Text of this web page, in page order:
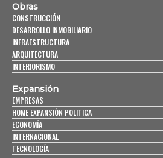
Obras
CONSTRUCCIÓN
DESARROLLO INMOBILIARIO
INFRAESTRUCTURA
ARQUITECTURA
INTERIORISMO
Expansión
EMPRESAS
HOME EXPANSIÓN POLITICA
ECONOMÍA
INTERNACIONAL
TECNOLOGÍA